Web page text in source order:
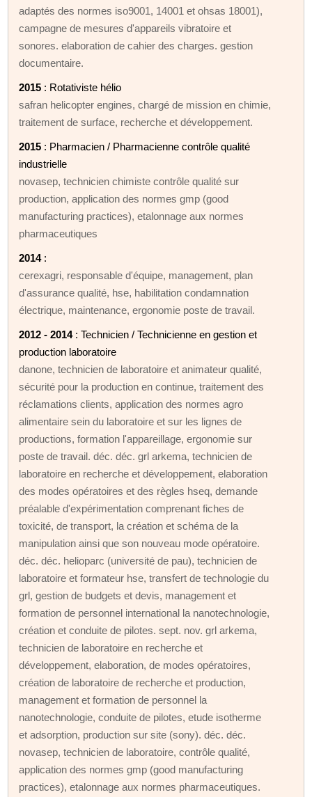
adaptés des normes iso9001, 14001 et ohsas 18001),
campagne de mesures d'appareils vibratoire et
sonores. elaboration de cahier des charges. gestion
documentaire.
2015 : Rotativiste hélio
safran helicopter engines, chargé de mission en chimie,
traitement de surface, recherche et développement.
2015 : Pharmacien / Pharmacienne contrôle qualité
industrielle
novasep, technicien chimiste contrôle qualité sur
production, application des normes gmp (good
manufacturing practices), etalonnage aux normes
pharmaceutiques
2014:
cerexagri, responsable d'équipe, management, plan
d'assurance qualité, hse, habilitation condamnation
électrique, maintenance, ergonomie poste de travail.
2012 - 2014: Technicien / Technicienne en gestion et
production laboratoire
danone, technicien de laboratoire et animateur qualité,
sécurité pour la production en continue, traitement des
réclamations clients, application des normes agro
alimentaire sein du laboratoire et sur les lignes de
productions, formation l'appareillage, ergonomie sur
poste de travail. déc. déc. grl arkema, technicien de
laboratoire en recherche et développement, elaboration
des modes opératoires et des règles hseq, demande
préalable d'expérimentation comprenant fiches de
toxicité, de transport, la création et schéma de la
manipulation ainsi que son nouveau mode opératoire.
déc. déc. helioparc (université de pau), technicien de
laboratoire et formateur hse, transfert de technologie du
grl, gestion de budgets et devis, management et
formation de personnel international la nanotechnologie,
création et conduite de pilotes. sept. nov. grl arkema,
technicien de laboratoire en recherche et
développement, elaboration, de modes opératoires,
création de laboratoire de recherche et production,
management et formation de personnel la
nanotechnologie, conduite de pilotes, etude isotherme
et adsorption, production sur site (sony). déc. déc.
novasep, technicien de laboratoire, contrôle qualité,
application des normes gmp (good manufacturing
practices), etalonnage aux normes pharmaceutiques.